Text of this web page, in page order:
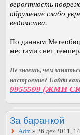
вероятность
обрушение слабо
ведомства.
По данным
местами снег,
Не знаешь, чем
настроение? Найди
9955599 (ЖМИ
За баранкой
Adm » 26 дек 2011,